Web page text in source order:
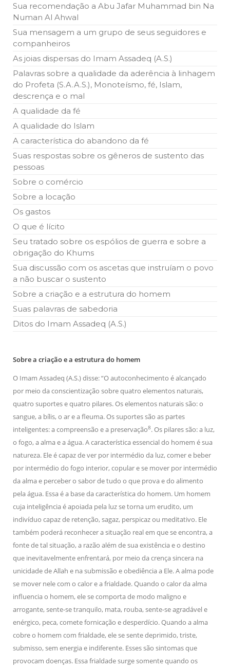
todos os irmãos e irmãs um novo
Falecimento do Imam Ali Ibn Al-Hussein
(A.S.)
data em que relembramos o martírio do quarto Imam dos
(A.S.), conhecido por “Zein Al-Ábidin” (Formosura
NOTÍCIAS
Centro Islâmico no Brasil recebe o ex-
ministro das Relações Exteriores da
Na noite da quinta-feira, 03 de Abril, o Centro Islâmico no
Brasil recebeu em sua sede, em São Paulo, o ex-ministro das
Kharrazi, que encontra-se visitando
Sua recomendação a Abu Jafar Muhammad bin Na
Numan Al Ahwal
Sua mensagem a um grupo de seus seguidores e
companheiros
As joias dispersas do Imam Assadeq (A.S.)
Palavras sobre a qualidade da aderência à linhagem
do Profeta (S.A.A.S.), Monoteísmo, fé, Islam,
descrença e o mal
A qualidade da fé
A qualidade do Islam
A característica do abandono da fé
Suas respostas sobre os gêneros de sustento das
pessoas
Sobre o comércio
Sobre a locação
Os gastos
O que é lícito
Seu tratado sobre os espólios de guerra e sobre a
obrigação do Khums
Sua discussão com os ascetas que instruíam o povo
a não buscar o sustento
Sobre a criação e a estrutura do homem
Suas palavras de sabedoria
Ditos do Imam Assadeq (A.S.)
Sobre a criação e a estrutura do homem
O Imam Assadeq (A.S.) disse: “O autoconhecimento é alcançado
por meio da conscientização sobre quatro elementos naturais,
quatro suportes e quatro pilares. Os elementos naturais são: o
sangue, a bílis, o ar e a fleuma. Os suportes são as partes
inteligentes: a compreensão e a preservação8. Os pilares são: a luz,
o fogo, a alma e a água. A característica essencial do homem é sua
natureza. Ele é capaz de ver por intermédio da luz, comer e beber
por intermédio do fogo interior, copular e se mover por intermédio
da alma e perceber o sabor de tudo o que prova e do alimento
pela água. Essa é a base da característica do homem. Um homem
cuja inteligência é apoiada pela luz se torna um erudito, um
indivíduo capaz de retenção, sagaz, perspicaz ou meditativo. Ele
também poderá reconhecer a situação real em que se encontra, a
fonte de tal situação, a razão além de sua existência e o destino
que inevitavelmente enfrentará, por meio da crença sincera na
unicidade de Allah e na submissão e obediência a Ele. A alma pode
se mover nele com o calor e a frialdade. Quando o calor da alma
influencia o homem, ele se comporta de modo maligno e
arrogante, sente-se tranquilo, mata, rouba, sente-se agradável e
enérgico, peca, comete fornicação e desperdício. Quando a alma
cobre o homem com frialdade, ele se sente deprimido, triste,
submisso, sem energia e indiferente. Esses são sintomas que
provocam doenças. Essa frialdade surge somente quando os